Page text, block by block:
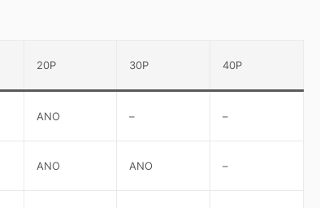
20P 30P 40P
ANO – –
ANO ANO –